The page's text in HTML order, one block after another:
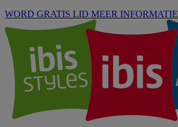
WORD GRATIS LID MEER INFORMATIE